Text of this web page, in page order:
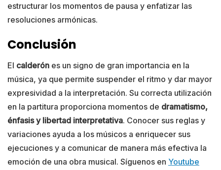
estructurar los momentos de pausa y enfatizar las
resoluciones armónicas.
Conclusión
El calderón es un signo de gran importancia en la
música, ya que permite suspender el ritmo y dar mayor
expresividad a la interpretación. Su correcta utilización
en la partitura proporciona momentos de dramatismo,
énfasis y libertad interpretativa. Conocer sus reglas y
variaciones ayuda a los músicos a enriquecer sus
ejecuciones y a comunicar de manera más efectiva la
emoción de una obra musical. Síguenos en Youtube